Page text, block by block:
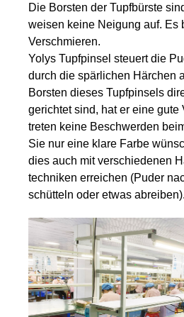
Die Borsten der Tupfbürste
weisen keine Neigung auf. Es
Verschmieren.
Yolys Tupfpinsel steuert die
durch die spärlichen Härchen
Borsten dieses Tupfpinsels
gerichtet sind, hat er eine gute
treten keine Beschwerden
Sie nur eine klare Farbe
dies auch mit verschiedenen
techniken erreichen (Puder
schütteln oder etwas abreiben).